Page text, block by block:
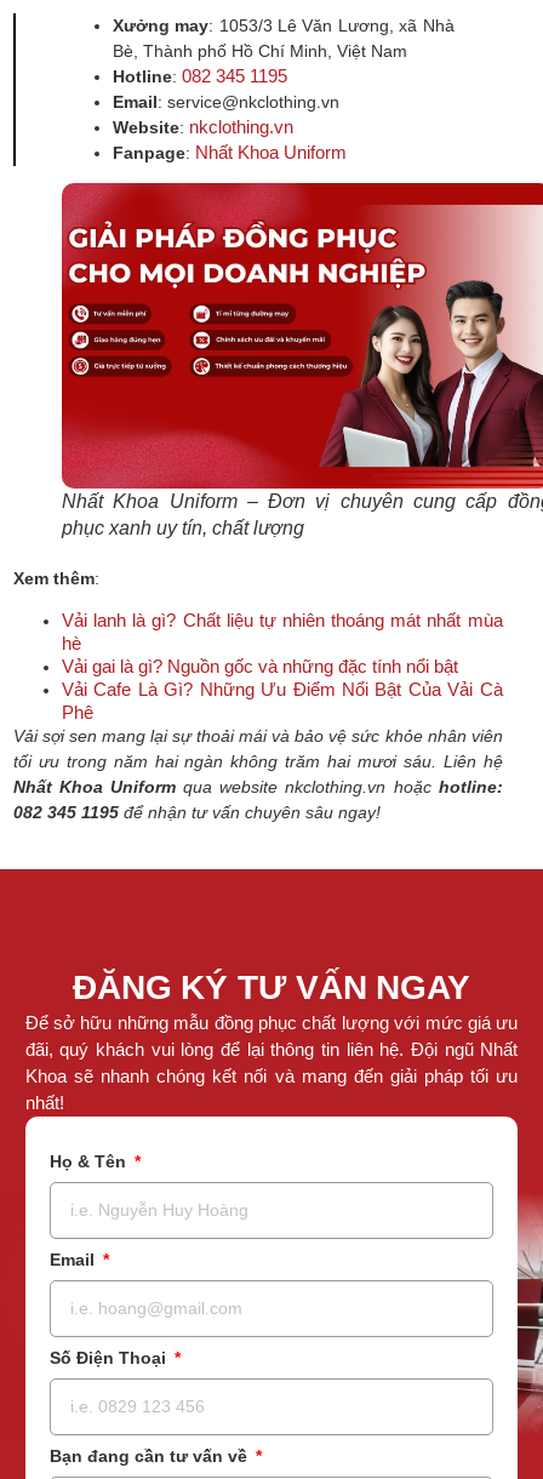
Xưởng may: 1053/3 Lê Văn Lương, xã Nhà
Bè, Thành phố Hồ Chí Minh, Việt Nam
Hotline: 082 345 1195
Email: service@nkclothing.vn
Website: nkclothing.vn
Fanpage: Nhất Khoa Uniform
Nhất Khoa Uniform – Đơn vị chuyên cung cấp
phục xanh uy tín, chất lượng
Xem thêm:
Vải lanh là gì? Chất liệu tự nhiên thoáng mát nhất mùa
hè
Vải gai là gì? Nguồn gốc và những đặc tính nổi bật
Vải Cafe Là Gì? Những Ưu Điểm Nổi Bật Của Vải Cà
Phê
Vải sợi sen mang lại sự thoải mái và bảo vệ sức khỏe nhân viên
tối ưu trong năm hai ngàn không trăm hai mươi sáu. Liên hệ
Nhất Khoa Uniform qua website nkclothing.vn hoặc hotline:
082 345 1195 để nhận tư vấn chuyên sâu ngay!
ĐĂNG KÝ TƯ VẤN NGAY
Để sở hữu những mẫu đồng phục chất lượng với mức giá ưu
đãi, quý khách vui lòng để lại thông tin liên hệ. Đội ngũ Nhất
Khoa sẽ nhanh chóng kết nối và mang đến giải pháp tối ưu
nhất!
Họ & Tên
Email
Số Điện Thoại
Bạn đang cần tư vấn về